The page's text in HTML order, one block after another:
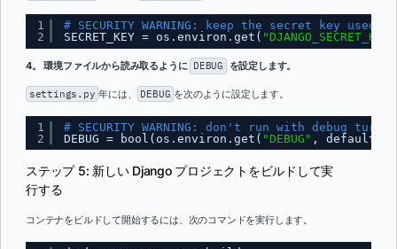
1
2
# SECURITY WARNING: keep the secret key
SECRET_KEY = os.environ.get( "DJANGO_SECRET_KEY"
4。 環境ファイルから読み取るように DEBUG を設定します。
settings.py 年には、 DEBUG を次のように設定します。
1
2
# SECURITY WARNING: don't run with debug
DEBUG = bool(os.environ.get( "DEBUG" ,
ステップ 5: 新しい Django プロジェクトをビルドして実
行する
コンテナをビルドして開始するには、次のコマンドを実行します。